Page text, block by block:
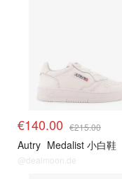
€140.00 €215.00
Autry Medalist 小白鞋
@dealmoon.de